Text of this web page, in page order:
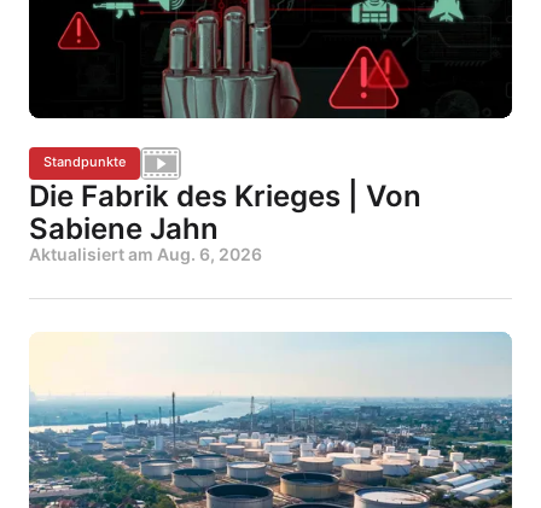
Standpunkte
Die Fabrik des Krieges | Von
Sabiene Jahn
Aktualisiert am Aug. 6, 2026